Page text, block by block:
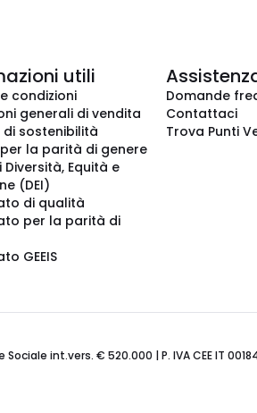
utili
condizioni
generali di vendita
di sostenibilità
la parità di genere
Diversità, Equità e
(DEI)
di qualità
per la parità di
GEEIS
Domande
Contattaci
Trova Punti
int.vers. € 520.000 | P. IVA CEE IT